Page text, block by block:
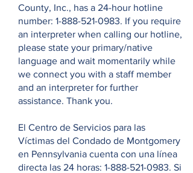
County, Inc., has a 24-hour hotline
number: 1-888-521-0983. If you require
an interpreter when calling our hotline,
please state your primary/native
language and wait momentarily while
we connect you with a staff member
and an interpreter for further
assistance. Thank you.
El Centro de Servicios para las
Víctimas del Condado de Montgomery
en Pennsylvania cuenta con una línea
directa las 24 horas: 1-888-521-0983. Si